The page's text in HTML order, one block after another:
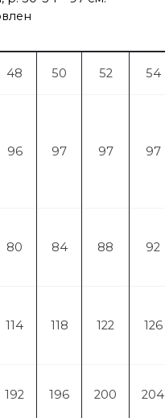
48 50 52 54
96 97 97 97
80 84 88 92
114 118 122 126
192 196 200 204